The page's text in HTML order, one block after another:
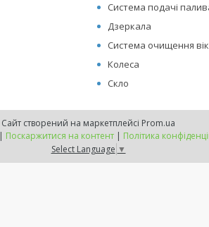
Система подачі
Дзеркала
Система очищення
Колеса
Скло
Сайт створений на маркетплейсі Prom.ua
AUTODONOR | Поскаржитися на контент | Політика
Select Language ▼